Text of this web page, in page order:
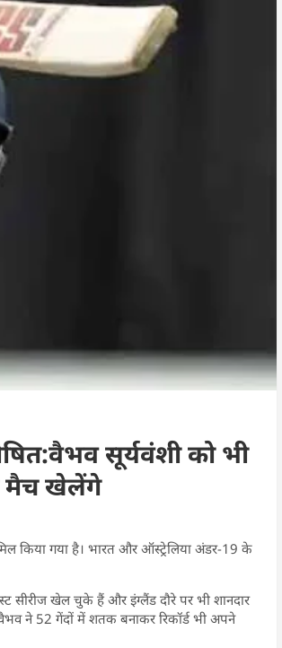
सूर्यवंशी को भी
मैच खेलेंगे
किया गया है। भारत और ऑस्ट्रेलिया अंडर-19 के
खेल चुके हैं और इंग्लैंड दौरे पर भी शानदार
ने 52 गेंदों में शतक बनाकर रिकॉर्ड भी अपने